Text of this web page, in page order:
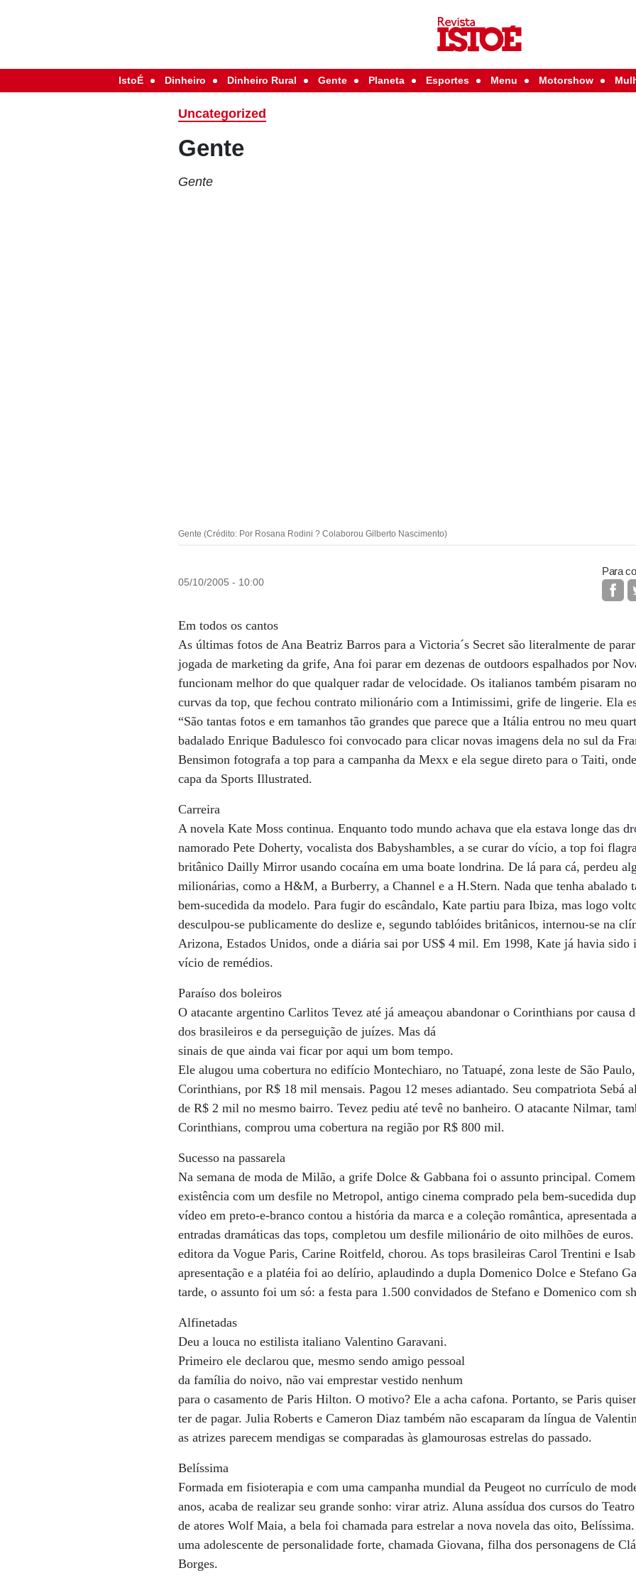
IstoÉ Dinheiro Dinheiro Rural Gente Planeta Esportes Menu Motorshow
Uncategorized
Gente
Gente
Gente (Crédito: Por Rosana Rodini ? Colaborou Gilberto Nascimento)
05/10/2005 - 10:00
Para
Em todos os cantos
As últimas fotos de Ana Beatriz Barros para a Victoria´s Secret são literalmente de
jogada de marketing da grife, Ana foi parar em dezenas de outdoors espalhados por
funcionam melhor do que qualquer radar de velocidade. Os italianos também pisaram
curvas da top, que fechou contrato milionário com a Intimissimi, grife de lingerie. Ela
“São tantas fotos e em tamanhos tão grandes que parece que a Itália entrou no meu
badalado Enrique Badulesco foi convocado para clicar novas imagens dela no sul da
Bensimon fotografa a top para a campanha da Mexx e ela segue direto para o Taiti,
capa da Sports Illustrated.
Carreira
A novela Kate Moss continua. Enquanto todo mundo achava que ela estava longe das
namorado Pete Doherty, vocalista dos Babyshambles, a se curar do vício, a top foi
britânico Dailly Mirror usando cocaína em uma boate londrina. De lá para cá, perdeu
milionárias, como a H&M, a Burberry, a Channel e a H.Stern. Nada que tenha abalado
bem-sucedida da modelo. Para fugir do escândalo, Kate partiu para Ibiza, mas logo
desculpou-se publicamente do deslize e, segundo tablóides britânicos, internou-se na
Arizona, Estados Unidos, onde a diária sai por US$ 4 mil. Em 1998, Kate já havia sido
vício de remédios.
Paraíso dos boleiros
O atacante argentino Carlitos Tevez até já ameaçou abandonar o Corinthians por causa
dos brasileiros e da perseguição de juízes. Mas dá
sinais de que ainda vai ficar por aqui um bom tempo.
Ele alugou uma cobertura no edifício Montechiaro, no Tatuapé, zona leste de São
Corinthians, por R$ 18 mil mensais. Pagou 12 meses adiantado. Seu compatriota Sebá
de R$ 2 mil no mesmo bairro. Tevez pediu até tevê no banheiro. O atacante Nilmar,
Corinthians, comprou uma cobertura na região por R$ 800 mil.
Sucesso na passarela
Na semana de moda de Milão, a grife Dolce & Gabbana foi o assunto principal.
existência com um desfile no Metropol, antigo cinema comprado pela bem-sucedida
vídeo em preto-e-branco contou a história da marca e a coleção romântica, apresentada
entradas dramáticas das tops, completou um desfile milionário de oito milhões de
editora da Vogue Paris, Carine Roitfeld, chorou. As tops brasileiras Carol Trentini e
apresentação e a platéia foi ao delírio, aplaudindo a dupla Domenico Dolce e Stefano
tarde, o assunto foi um só: a festa para 1.500 convidados de Stefano e Domenico com
Alfinetadas
Deu a louca no estilista italiano Valentino Garavani.
Primeiro ele declarou que, mesmo sendo amigo pessoal
da família do noivo, não vai emprestar vestido nenhum
para o casamento de Paris Hilton. O motivo? Ele a acha cafona. Portanto, se Paris
ter de pagar. Julia Roberts e Cameron Diaz também não escaparam da língua de
as atrizes parecem mendigas se comparadas às glamourosas estrelas do passado.
Belíssima
Formada em fisioterapia e com uma campanha mundial da Peugeot no currículo de
anos, acaba de realizar seu grande sonho: virar atriz. Aluna assídua dos cursos do
de atores Wolf Maia, a bela foi chamada para estrelar a nova novela das oito, Belíssima.
uma adolescente de personalidade forte, chamada Giovana, filha dos personagens de
Borges.